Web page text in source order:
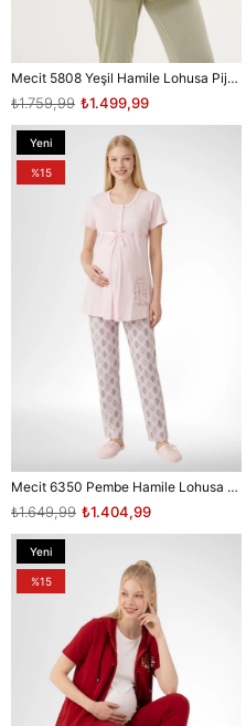
Mecit 5808 Yeşil Hamile Lohusa Pijama Takımı
₺1.499,99
₺1.759,99
Mecit 6350 Pembe Hamile Lohusa Pijama Takımı
₺1.404,99
₺1.649,99
Yeni
Ürün
%15
Yeni
Ürün
%15